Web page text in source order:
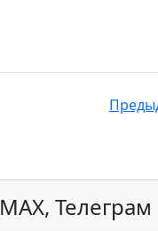
MAX, Телеграм